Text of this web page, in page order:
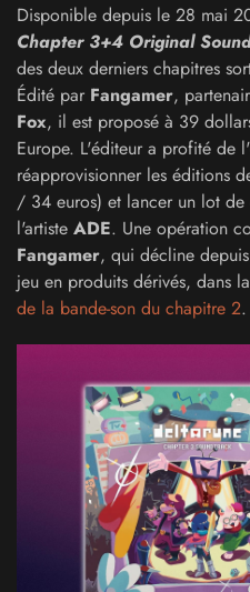
Disponible depuis le 28 mai
Chapter 3+4 Original
des deux derniers chapitres
Édité par Fangamer,
Fox, il est proposé à 39
Europe. L'éditeur a profité de
réapprovisionner les éditions
/ 34 euros) et lancer un lot de
l'artiste ADE. Une opération
Fangamer, qui décline
jeu en produits dérivés, dans
de la bande-son du chapitre 2.